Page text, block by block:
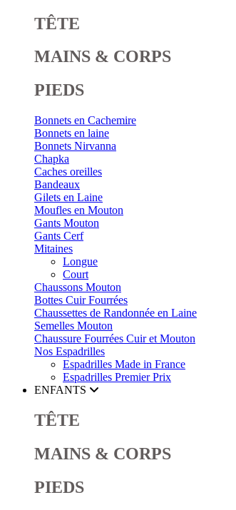
TÊTE
MAINS & CORPS
PIEDS
Bonnets en Cachemire
Bonnets en laine
Bonnets Nirvanna
Chapka
Caches oreilles
Bandeaux
Gilets en Laine
Moufles en Mouton
Gants Mouton
Gants Cerf
Mitaines
Longue
Court
Chaussons Mouton
Bottes Cuir Fourrées
Chaussettes de Randonnée en Laine
Semelles Mouton
Chaussure Fourrées Cuir et Mouton
Nos Espadrilles
Espadrilles Made in France
Espadrilles Premier Prix
ENFANTS
TÊTE
MAINS & CORPS
PIEDS